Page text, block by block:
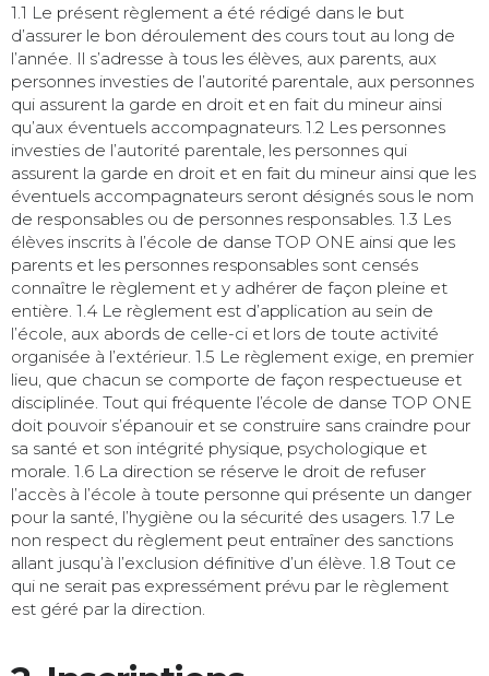
1.1 Le présent règlement a été rédigé dans le but
d’assurer le bon déroulement des cours tout au long de
l’année. Il s’adresse à tous les élèves, aux parents, aux
personnes investies de l’autorité parentale, aux personnes
qui assurent la garde en droit et en fait du mineur ainsi
qu’aux éventuels accompagnateurs. 1.2 Les personnes
investies de l’autorité parentale, les personnes qui
assurent la garde en droit et en fait du mineur ainsi que les
éventuels accompagnateurs seront désignés sous le nom
de responsables ou de personnes responsables. 1.3 Les
élèves inscrits à l’école de danse TOP ONE ainsi que les
parents et les personnes responsables sont censés
connaître le règlement et y adhérer de façon pleine et
entière. 1.4 Le règlement est d’application au sein de
l’école, aux abords de celle-ci et lors de toute activité
organisée à l’extérieur. 1.5 Le règlement exige, en premier
lieu, que chacun se comporte de façon respectueuse et
disciplinée. Tout qui fréquente l’école de danse TOP ONE
doit pouvoir s’épanouir et se construire sans craindre pour
sa santé et son intégrité physique, psychologique et
morale. 1.6 La direction se réserve le droit de refuser
l’accès à l’école à toute personne qui présente un danger
pour la santé, l’hygiène ou la sécurité des usagers. 1.7 Le
non respect du règlement peut entraîner des sanctions
allant jusqu’à l’exclusion définitive d’un élève. 1.8 Tout ce
qui ne serait pas expressément prévu par le règlement
est géré par la direction.